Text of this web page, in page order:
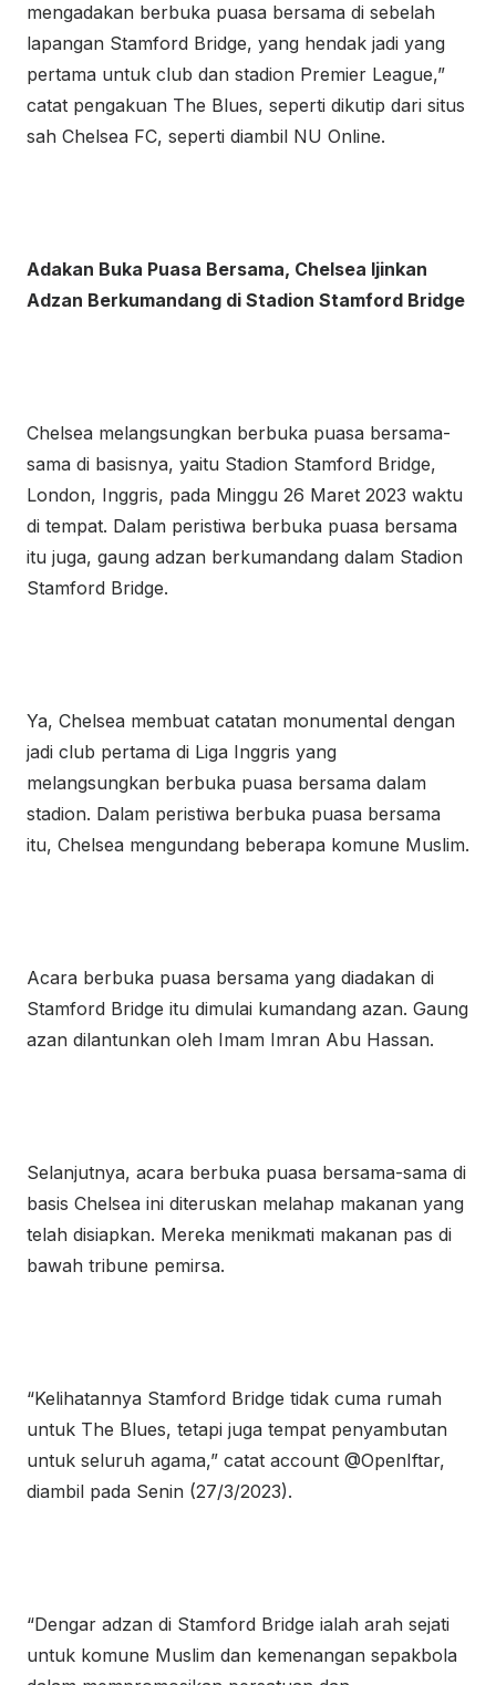
mengadakan berbuka puasa bersama di sebelah
lapangan Stamford Bridge, yang hendak jadi yang
pertama untuk club dan stadion Premier League,”
catat pengakuan The Blues, seperti dikutip dari situs
sah Chelsea FC, seperti diambil NU Online.
Adakan Buka Puasa Bersama, Chelsea Ijinkan
Adzan Berkumandang di Stadion Stamford Bridge
Chelsea melangsungkan berbuka puasa bersama-
sama di basisnya, yaitu Stadion Stamford Bridge,
London, Inggris, pada Minggu 26 Maret 2023 waktu
di tempat. Dalam peristiwa berbuka puasa bersama
itu juga, gaung adzan berkumandang dalam Stadion
Stamford Bridge.
Ya, Chelsea membuat catatan monumental dengan
jadi club pertama di Liga Inggris yang
melangsungkan berbuka puasa bersama dalam
stadion. Dalam peristiwa berbuka puasa bersama
itu, Chelsea mengundang beberapa komune Muslim.
Acara berbuka puasa bersama yang diadakan di
Stamford Bridge itu dimulai kumandang azan. Gaung
azan dilantunkan oleh Imam Imran Abu Hassan.
Selanjutnya, acara berbuka puasa bersama-sama di
basis Chelsea ini diteruskan melahap makanan yang
telah disiapkan. Mereka menikmati makanan pas di
bawah tribune pemirsa.
“Kelihatannya Stamford Bridge tidak cuma rumah
untuk The Blues, tetapi juga tempat penyambutan
untuk seluruh agama,” catat account @OpenIftar,
diambil pada Senin (27/3/2023).
“Dengar adzan di Stamford Bridge ialah arah sejati
untuk komune Muslim dan kemenangan sepakbola